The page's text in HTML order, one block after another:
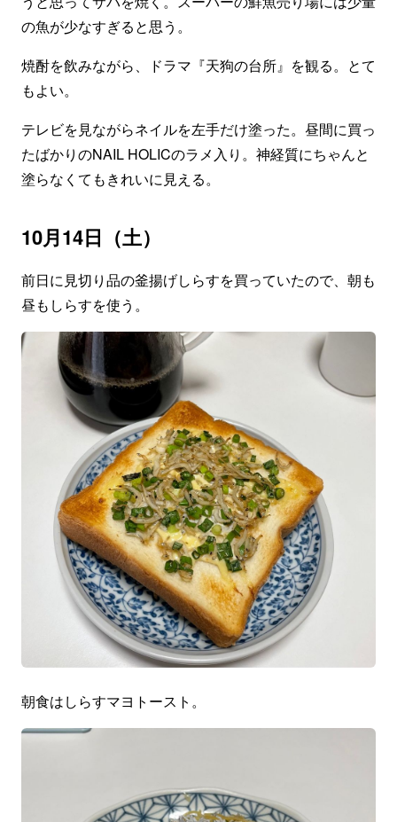
の魚が少なすぎると思う。
焼酎を飲みながら、ドラマ『天狗の台所』を観る。とて
もよい。
テレビを見ながらネイルを左手だけ塗った。昼間に買っ
たばかりのNAIL HOLICのラメ入り。神経質にちゃんと
塗らなくてもきれいに見える。
10月14日（土）
前日に見切り品の釜揚げしらすを買っていたので、朝も
昼もしらすを使う。
朝食はしらすマヨトースト。